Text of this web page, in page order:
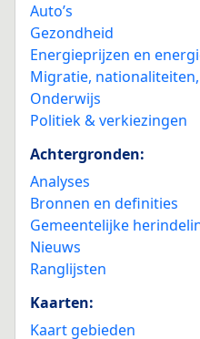
Auto’s
Gezondheid
Energieprijzen en
Migratie,
Onderwijs
Politiek & verkiezingen
Achtergronden:
Analyses
Bronnen en definities
Gemeentelijke
Nieuws
Ranglijsten
Kaarten:
Kaart gebieden